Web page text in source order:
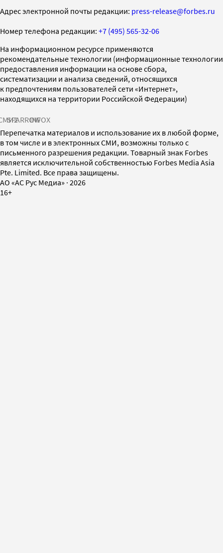
Адрес электронной почты редакции: press-release@forbes.ru
Номер телефона редакции: +7 (495) 565-32-06
На информационном ресурсе применяются
рекомендательные технологии (информационные технологии
предоставления информации на основе сбора,
систематизации и анализа сведений, относящихся
к предпочтениям пользователей сети «Интернет»,
находящихся на территории Российской Федерации)
SPARROWINFOX
Перепечатка материалов и использование их в любой форме,
в том числе и в электронных СМИ, возможны только с
письменного разрешения редакции. Товарный знак Forbes
является исключительной собственностью Forbes Media Asia
Pte. Limited. Все права защищены.
AO «АС Рус Медиа» · 2026
16+